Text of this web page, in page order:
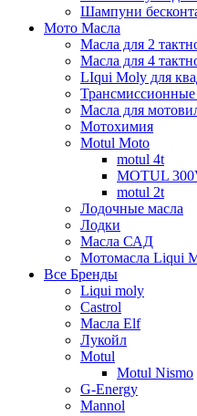
Шампуни
Мото Масла
Масла для 2
Масла для 4
LIqui Moly для
Масла для
Мотохимия
Motul Moto
motul 4t
MOTUL
motul 2t
Лодочные масла
Лодки
Масла САД
Мотомасла Liqui
Все Бренды
Liqui moly
Castrol
Масла Elf
Лукойл
Motul
Motul Nismo
G-Energy
Mannol